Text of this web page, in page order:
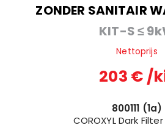
ZONDER SANITAIR
KIT-S ≤
Nettoprijs
203 € /
800111 (1a)
COROXYL Dark Filter